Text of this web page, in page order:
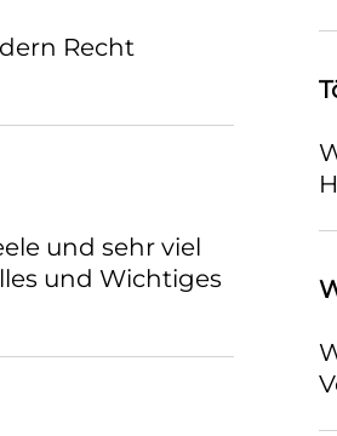
Recht
und sehr viel
und Wichtiges